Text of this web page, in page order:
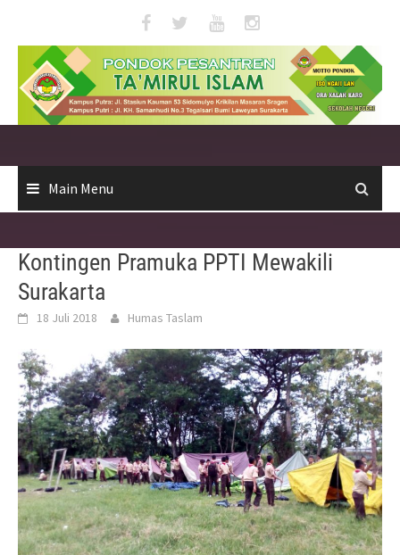
content
Main Menu
Kontingen Pramuka PPTI Mewakili
Surakarta
18 Juli 2018 Humas Taslam